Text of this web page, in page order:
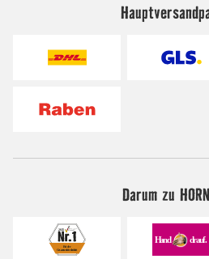
Darum zu